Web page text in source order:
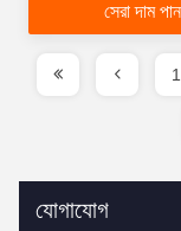
সেরা দাম পান
1
যোগাযোগ